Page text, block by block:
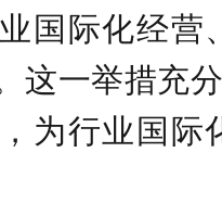
国际化经营
这一举措充
为行业国际